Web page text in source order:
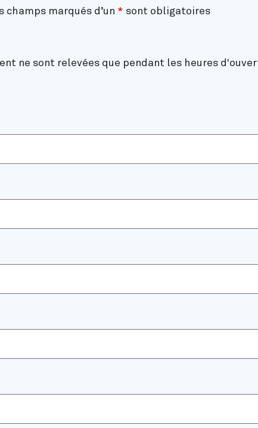
champs marqués d’un * sont obligatoires
ne sont relevées que pendant les heures